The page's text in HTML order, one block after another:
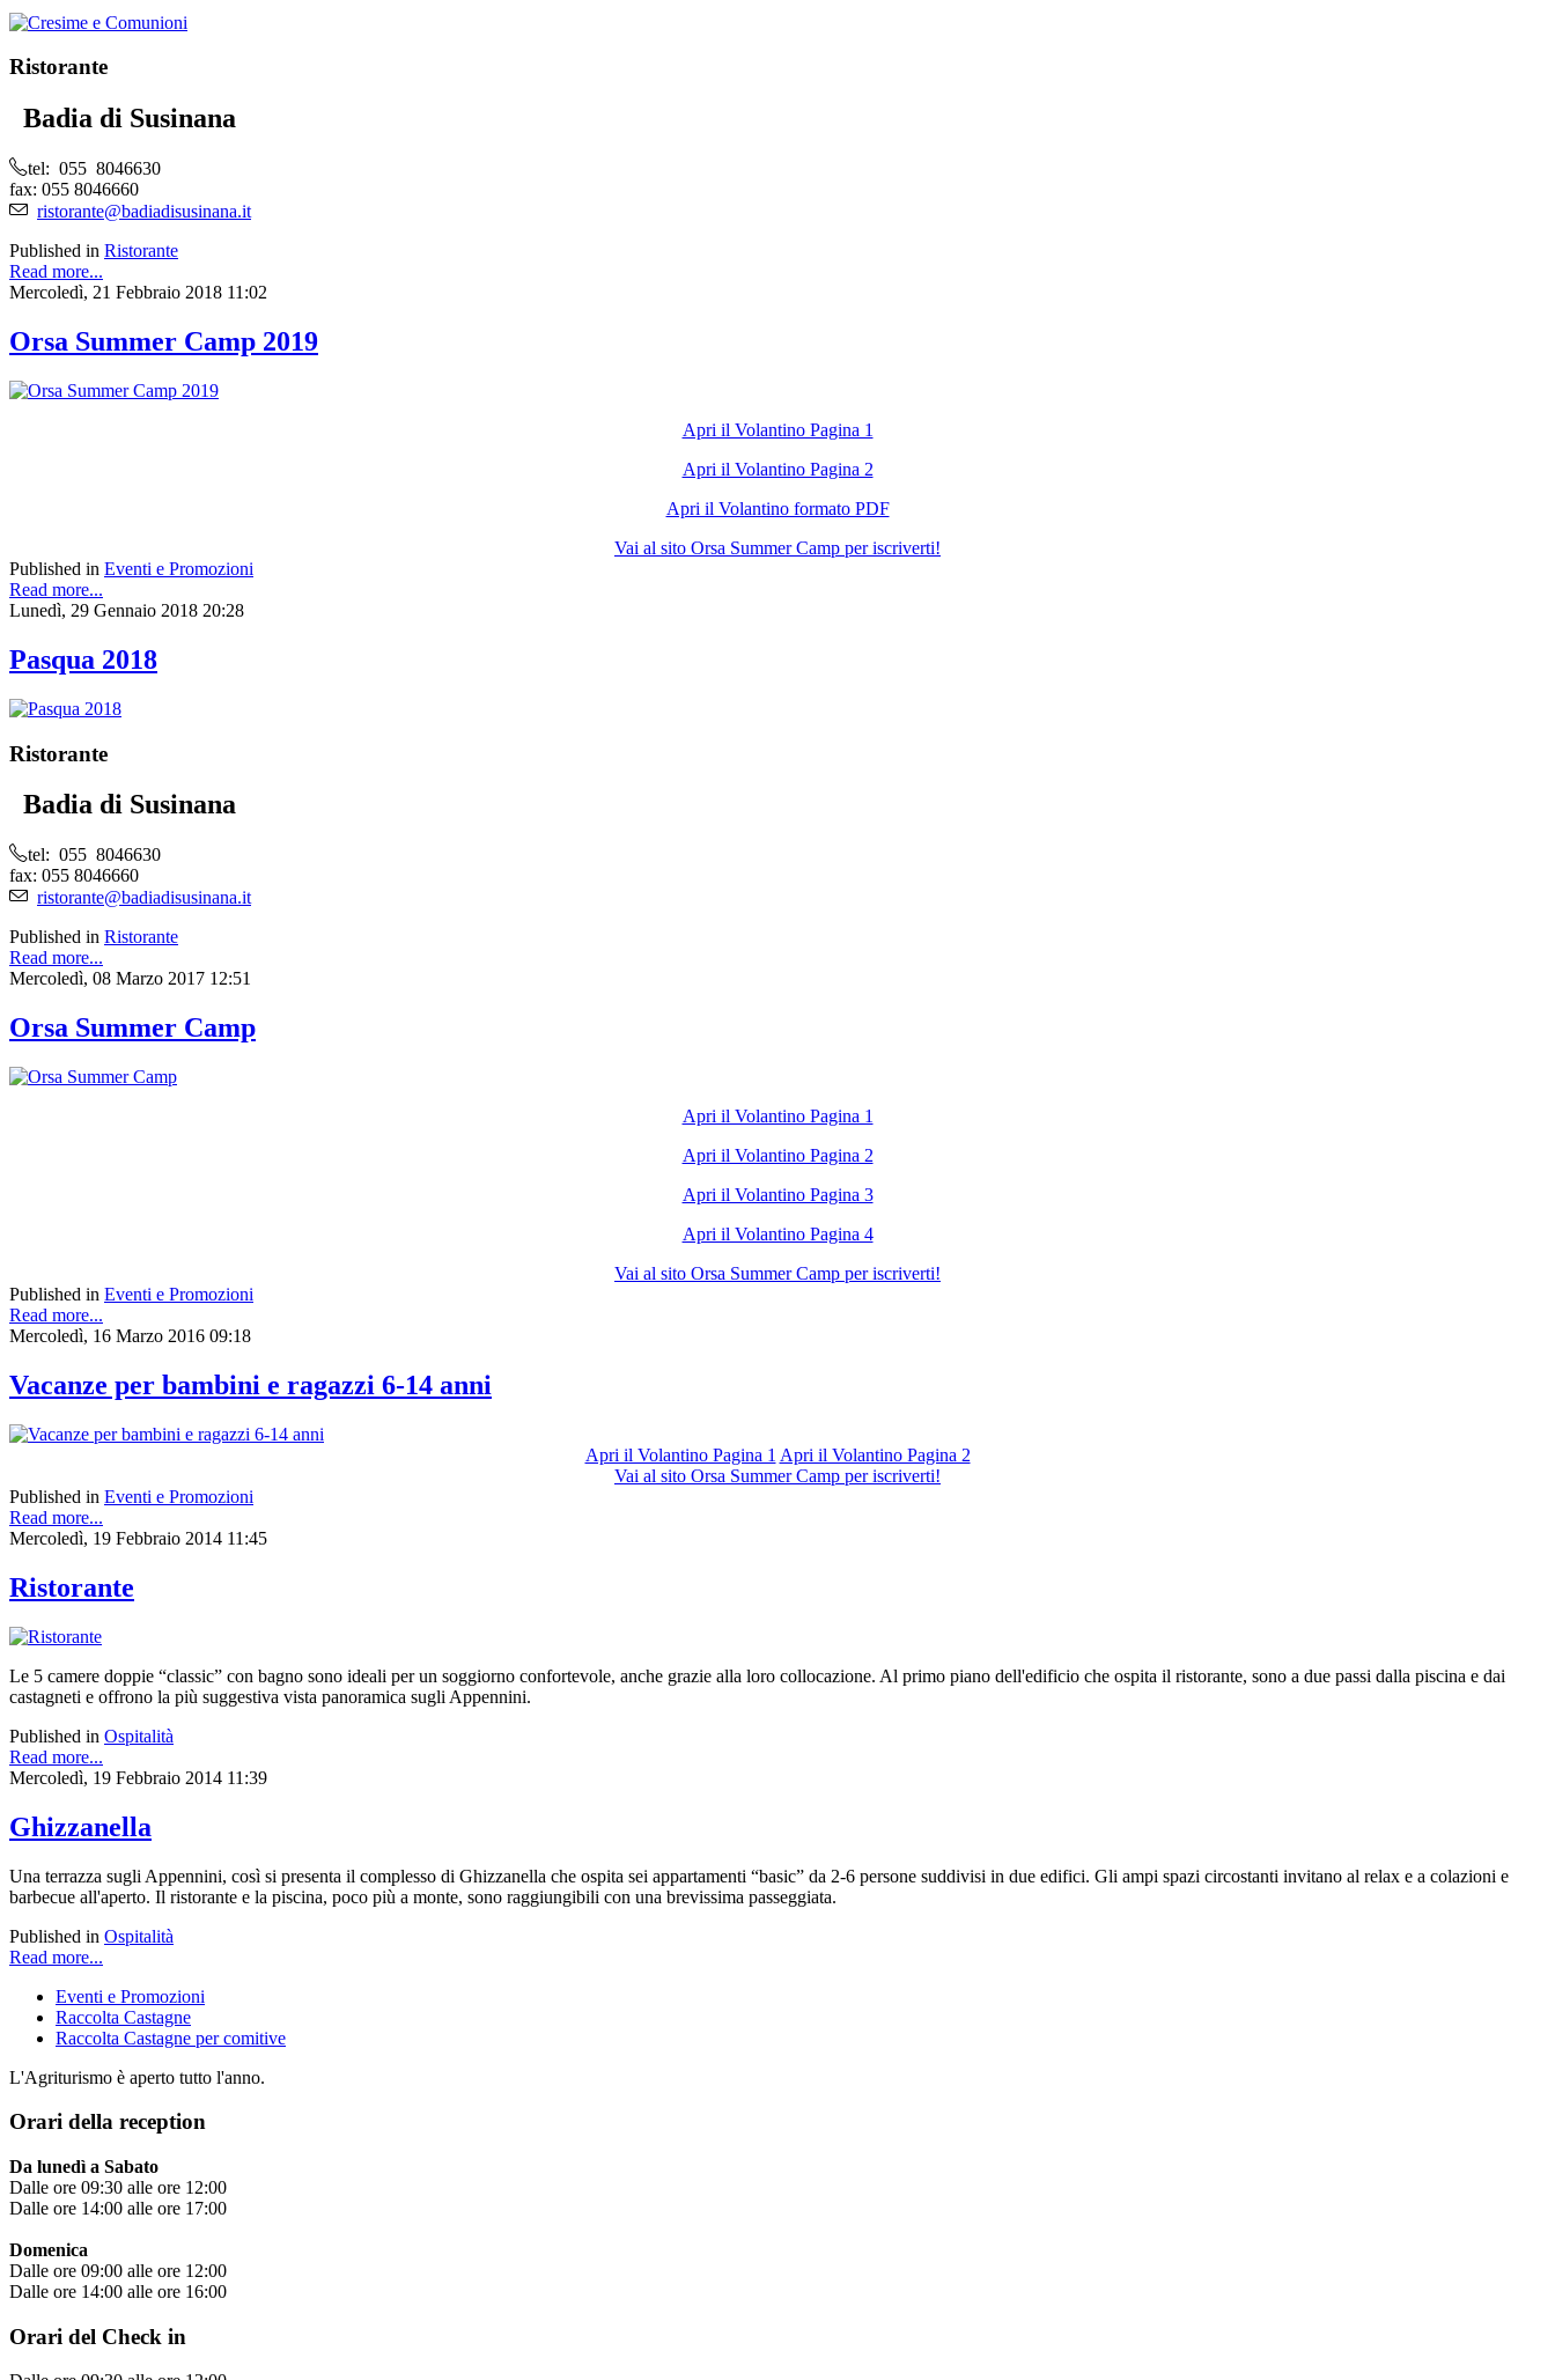
Ristorante
Badia di Susinana
tel: 055 8046630
fax: 055 8046660
ristorante@badiadisusinana.it
Published in Ristorante
Read more...
Mercoledì, 21 Febbraio 2018 11:02
Orsa Summer Camp 2019
Apri il Volantino Pagina 1
Apri il Volantino Pagina 2
Apri il Volantino formato PDF
Vai al sito Orsa Summer Camp per iscriverti!
Published in Eventi e Promozioni
Read more...
Lunedì, 29 Gennaio 2018 20:28
Pasqua 2018
Ristorante
Badia di Susinana
tel: 055 8046630
fax: 055 8046660
ristorante@badiadisusinana.it
Published in Ristorante
Read more...
Mercoledì, 08 Marzo 2017 12:51
Orsa Summer Camp
Apri il Volantino Pagina 1
Apri il Volantino Pagina 2
Apri il Volantino Pagina 3
Apri il Volantino Pagina 4
Vai al sito Orsa Summer Camp per iscriverti!
Published in Eventi e Promozioni
Read more...
Mercoledì, 16 Marzo 2016 09:18
Vacanze per bambini e ragazzi 6-14 anni
Apri il Volantino Pagina 1 Apri il Volantino Pagina 2
Vai al sito Orsa Summer Camp per iscriverti!
Published in Eventi e Promozioni
Read more...
Mercoledì, 19 Febbraio 2014 11:45
Ristorante
Le 5 camere doppie “classic” con bagno sono ideali per un soggiorno confortevole, anche grazie alla loro collocazione. Al primo piano dell'edificio che ospita il ristorante, sono a due passi dalla piscina e dai
castagneti e offrono la più suggestiva vista panoramica sugli Appennini.
Published in Ospitalità
Read more...
Mercoledì, 19 Febbraio 2014 11:39
Ghizzanella
Una terrazza sugli Appennini, così si presenta il complesso di Ghizzanella che ospita sei appartamenti “basic” da 2-6 persone suddivisi in due edifici. Gli ampi spazi circostanti invitano al relax e a colazioni e
barbecue all'aperto. Il ristorante e la piscina, poco più a monte, sono raggiungibili con una brevissima passeggiata.
Published in Ospitalità
Read more...
Eventi e Promozioni
Raccolta Castagne
Raccolta Castagne per comitive
L'Agriturismo è aperto tutto l'anno.
Orari della reception
Da lunedì a Sabato
Dalle ore 09:30 alle ore 12:00
Dalle ore 14:00 alle ore 17:00
Domenica
Dalle ore 09:00 alle ore 12:00
Dalle ore 14:00 alle ore 16:00
Orari del Check in